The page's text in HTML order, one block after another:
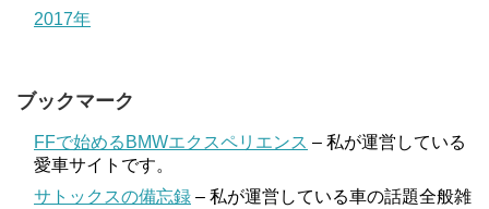
2017年
ブックマーク
FFで始めるBMWエクスペリエンス – 私が運営している
愛車サイトです。
サトックスの備忘録 – 私が運営している車の話題全般雑